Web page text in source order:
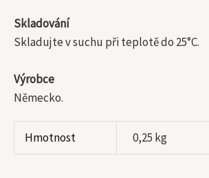
Skladování
Skladujte v suchu při teplotě do 25°C.
Výrobce
Německo.
Hmotnost 0,25 kg